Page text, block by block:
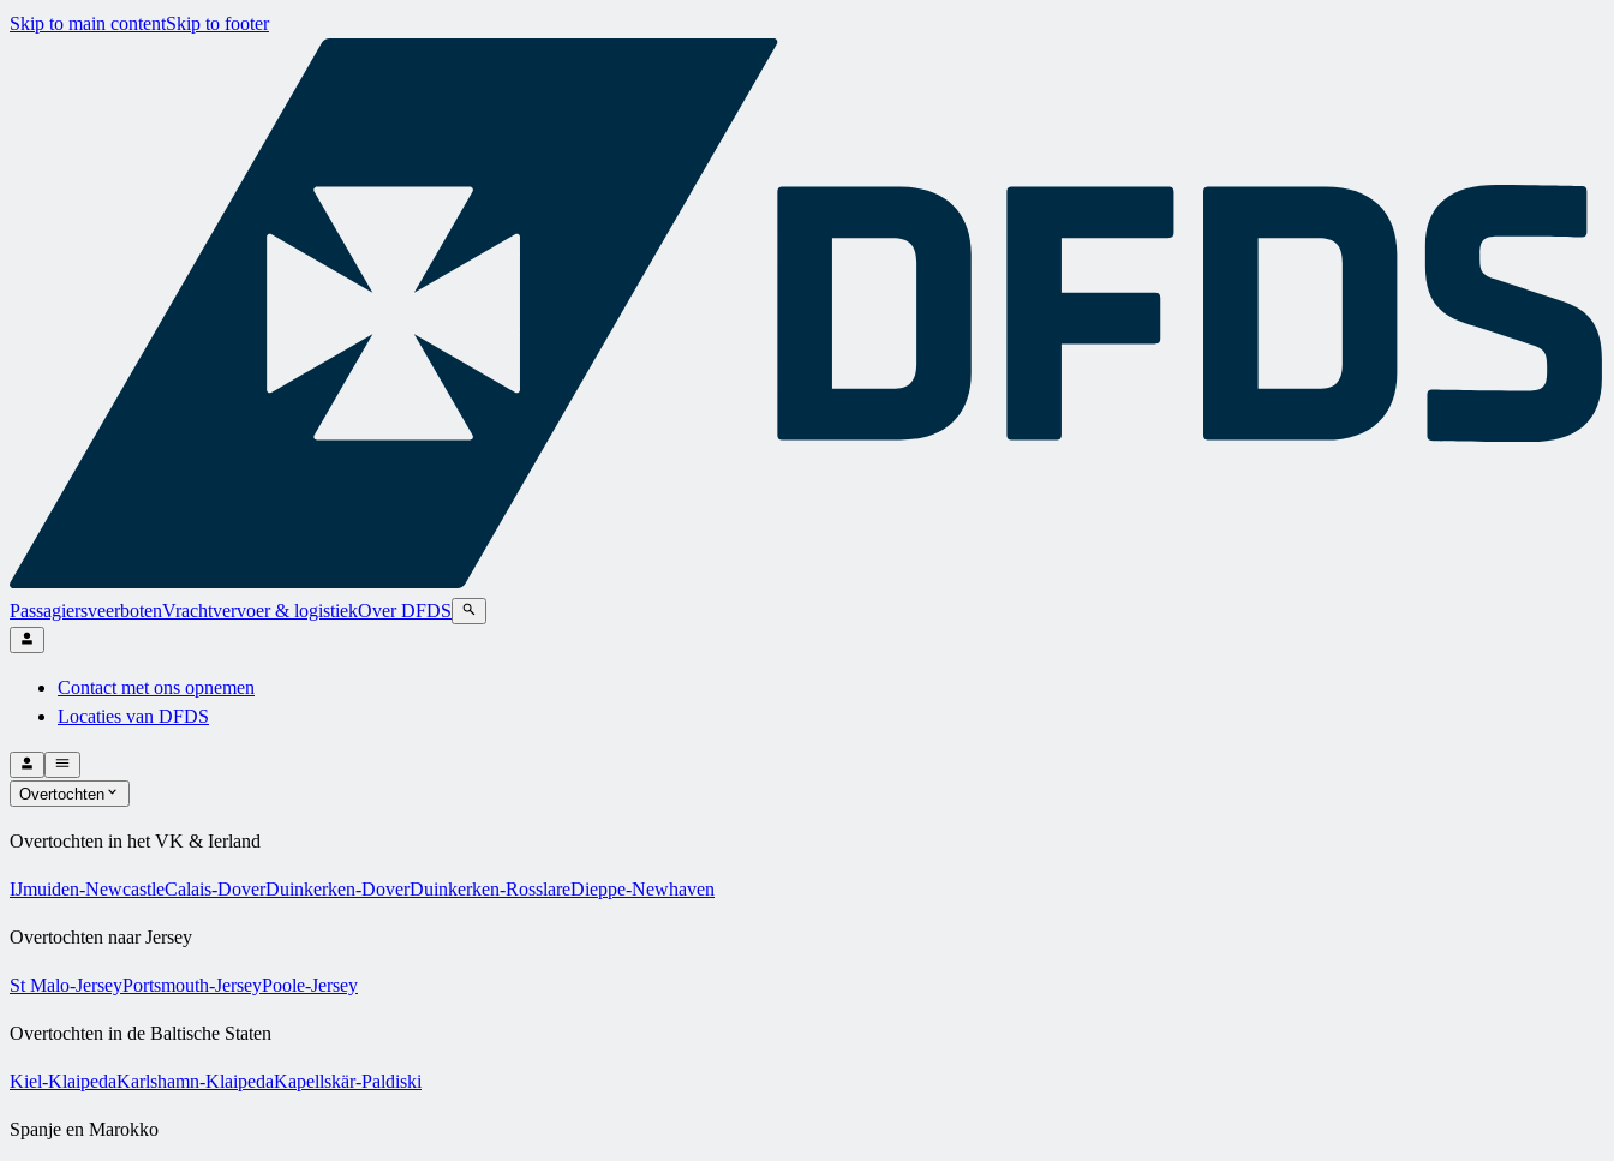
Skip to main contentSkip to footer
PassagiersveerbotenVrachtvervoer & logistiekOver DFDS
Contact met ons opnemen
Locaties van DFDS
Overtochten
Overtochten in het VK & Ierland
IJmuiden-NewcastleCalais-DoverDuinkerken-DoverDuinkerken-RosslareDieppe-Newhaven
Overtochten naar Jersey
St Malo-JerseyPortsmouth-JerseyPoole-Jersey
Overtochten in de Baltische Staten
Kiel-KlaipedaKarlshamn-KlaipedaKapellskär-Paldiski
Spanje en Marokko